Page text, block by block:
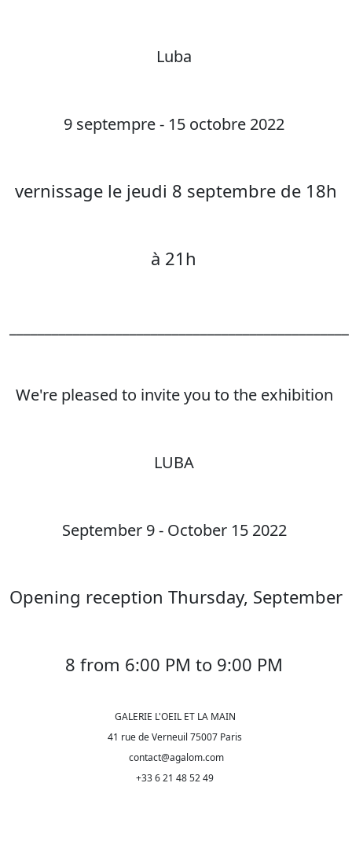
Luba
9 septempre - 15 octobre 2022
vernissage le jeudi 8 septembre de 18h
à 21h
We're pleased to invite you to the exhibition
LUBA
September 9 - October 15 2022
Opening reception Thursday, September
8 from 6:00 PM to 9:00 PM
GALERIE L'OEIL ET LA MAIN
41 rue de Verneuil 75007 Paris
contact@agalom.com
+33 6 21 48 52 49